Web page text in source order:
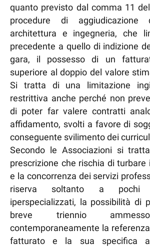
quanto previsto dal comma 11
procedure di
architettura e ingegneria, che
precedente a quello di indizione
gara, il possesso di un
superiore al doppio del valore
Si tratta di una limitazione
restrittiva anche perché non
di poter far valere contratti
affidamento, svolti a favore di
conseguente svilimento dei
Secondo le Associazioni si
prescrizione che rischia di
e la concorrenza dei servizi
riserva soltanto a pochi
iperspecializzati, la possibilità di
breve triennio
contemporaneamente la
fatturato e la sua specifica